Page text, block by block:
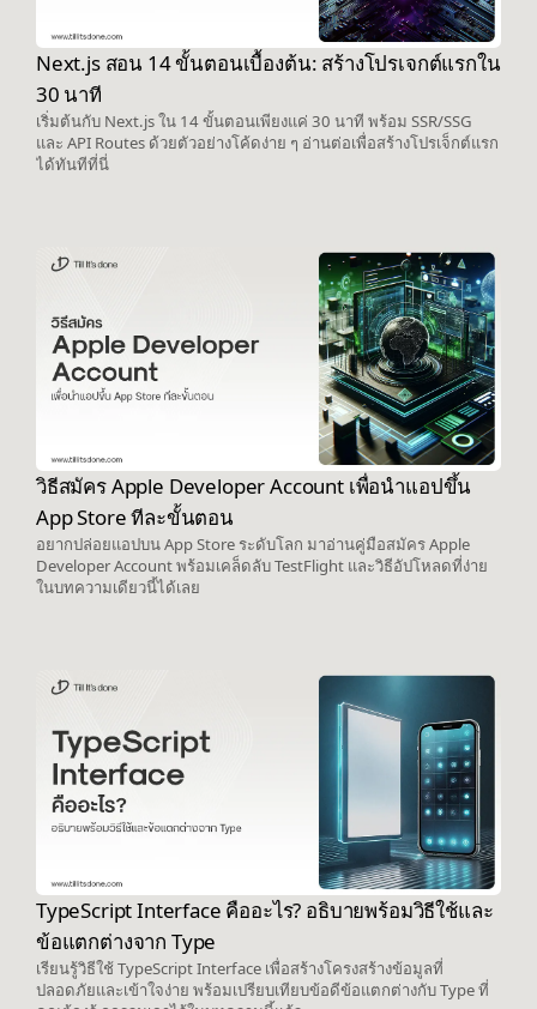
Next.js สอน 14 ขั้นตอนเบื้องต้น: สร้างโปรเจกต์แรกใน
30 นาที
เริ่มต้นกับ Next.js ใน 14 ขั้นตอนเพียงแค่ 30 นาที พร้อม SSR/SSG
และ API Routes ด้วยตัวอย่างโค้ดง่าย ๆ อ่านต่อเพื่อสร้างโปรเจ็กต์แรก
ได้ทันทีที่นี่
วิธีสมัคร Apple Developer Account เพื่อนำแอปขึ้น
App Store ทีละขั้นตอน
อยากปล่อยแอปบน App Store ระดับโลก มาอ่านคู่มือสมัคร Apple
Developer Account พร้อมเคล็ดลับ TestFlight และวิธีอัปโหลดที่ง่าย
ในบทความเดียวนี้ได้เลย
TypeScript Interface คืออะไร? อธิบายพร้อมวิธีใช้และ
ข้อแตกต่างจาก Type
เรียนรู้วิธีใช้ TypeScript Interface เพื่อสร้างโครงสร้างข้อมูลที่
ปลอดภัยและเข้าใจง่าย พร้อมเปรียบเทียบข้อดีข้อแตกต่างกับ Type ที่